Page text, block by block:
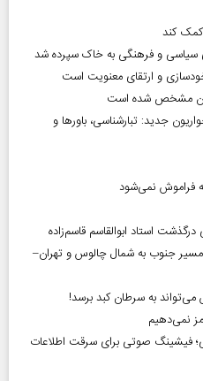
کند
سیاسی و فرهنگی به خاک سپرده شد
و ارتقای معنویت است
مشخص شده است
جدید: تبارشناسی، باور‌ها و
فراموش نمی‌شود
استاد ابوالقاسم قاسم‌زاده
جنوب به شمال چالوس و تهران–
به سرطان کبد برسد!
نمی‌دهیم
فیشینگ صوتی برای سرقت اطلاعات